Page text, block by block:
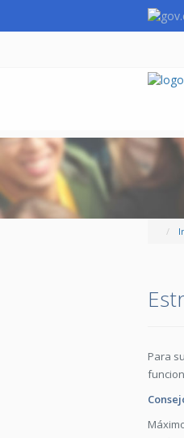
Para